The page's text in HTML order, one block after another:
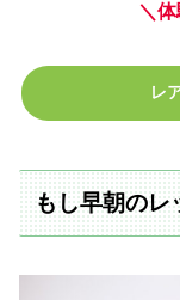
＼
レ
もし早朝のレ